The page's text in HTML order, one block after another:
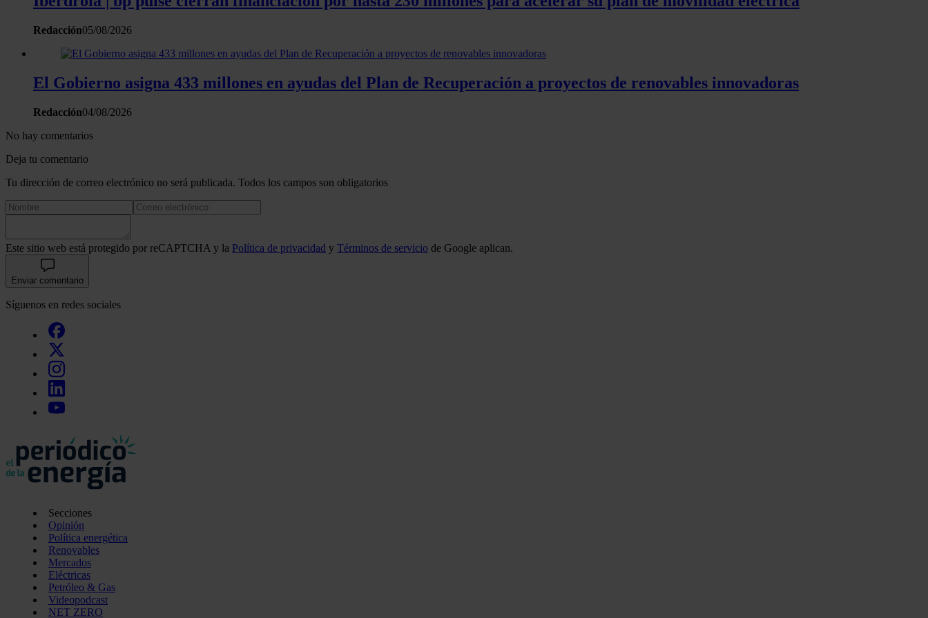
Redacción05/08/2026
El Gobierno asigna 433 millones en ayudas del Plan de Recuperación a proyectos de renovables innovadoras
Redacción04/08/2026
No hay comentarios
Deja tu comentario
Tu dirección de correo electrónico no será publicada. Todos los campos son obligatorios
Este sitio web está protegido por reCAPTCHA y la Política de privacidad y Términos de servicio de Google aplican.
Enviar comentario
Síguenos en redes sociales
Secciones
Opinión
Política energética
Renovables
Mercados
Eléctricas
Petróleo & Gas
Videopodcast
NET ZERO